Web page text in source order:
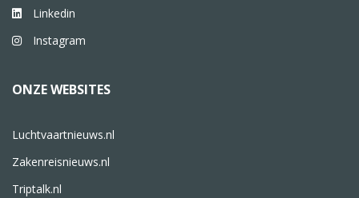
Linkedin
Instagram
ONZE WEBSITES
Luchtvaartnieuws.nl
Zakenreisnieuws.nl
Triptalk.nl